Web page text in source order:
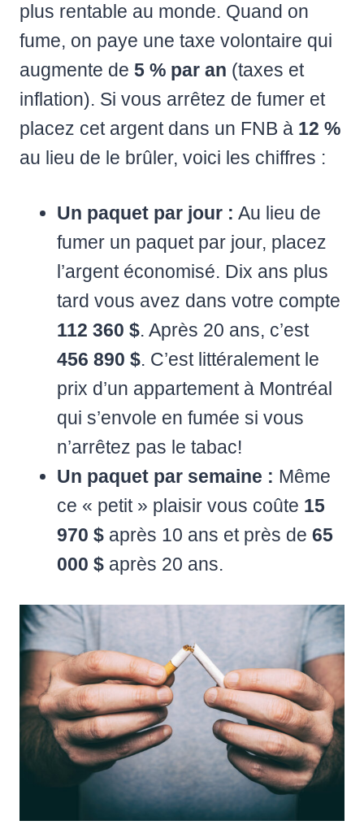
plus rentable au monde. Quand on
fume, on paye une taxe volontaire qui
augmente de 5 % par an (taxes et
inflation). Si vous arrêtez de fumer et
placez cet argent dans un FNB à 12 %
au lieu de le brûler, voici les chiffres :
Un paquet par jour : Au lieu de
fumer un paquet par jour, placez
l’argent économisé. Dix ans plus
tard vous avez dans votre compte
112 360 $. Après 20 ans, c’est
456 890 $. C’est littéralement le
prix d’un appartement à Montréal
qui s’envole en fumée si vous
n’arrêtez pas le tabac!
Un paquet par semaine : Même
ce « petit » plaisir vous coûte 15
970 $ après 10 ans et près de 65
000 $ après 20 ans.